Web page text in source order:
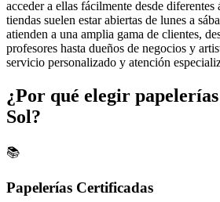
acceder a ellas fácilmente desde diferentes
tiendas suelen estar abiertas de lunes a
atienden a una amplia gama de clientes,
profesores hasta dueños de negocios y
servicio personalizado y atención
¿Por qué elegir
Sol?
📚
Papelerías Certificadas